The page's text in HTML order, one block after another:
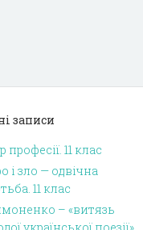
записи
професії. 11 клас
і зло — одвічна
11 клас
– «витязь